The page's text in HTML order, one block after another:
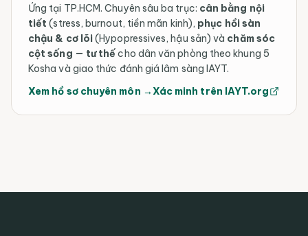
Ứng tại TP.HCM. Chuyên sâu ba trục: cân bằng nội
tiết (stress, burnout, tiền mãn kinh), phục hồi sàn
chậu & cơ lõi(Hypopressives, hậu sản) và chăm sóc
cột sống — tư thếcho dân văn phòng theo khung 5
Kosha và giao thức đánh giá lâm sàng IAYT.
Xem hồ sơ chuyên môn → Xác minh trên IAYT.org